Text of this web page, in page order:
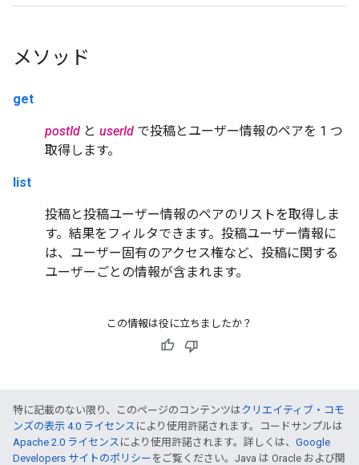
メソッド
get
postId と userId で投稿とユーザー情報のペアを 1 つ
取得します。
list
投稿と投稿ユーザー情報のペアのリストを取得しま
す。結果をフィルタできます。投稿ユーザー情報に
は、ユーザー固有のアクセス権など、投稿に関する
ユーザーごとの情報が含まれます。
この情報は役に立ちましたか？
特に記載のない限り、このページのコンテンツはクリエイティブ・コモ
ンズの表示 4.0 ライセンス により使用許諾されます。コードサンプルは
Apache 2.0 ライセンス により使用許諾されます。詳しくは、 Google
Developers サイトのポリシー をご覧ください。Java は Oracle および関